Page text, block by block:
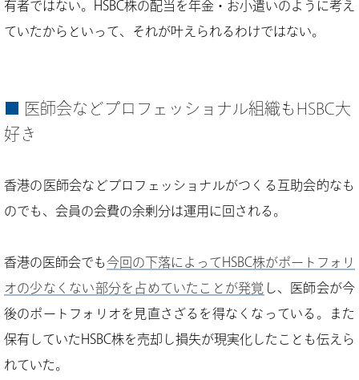
有者ではない。HSBC株の配当を年金・お小遣いのように考え
ていたからといって、それが叶えられるわけではない。
医師会などプロフェッショナル組織もHSBC大
好き
香港の医師会などプロフェッショナルがつくる互助会的なも
のでも、会員の会費の余剰分は運用に回される。
香港の医師会でも今回の下落によってHSBC株がポートフォリ
オの少なくない部分を占めていたことが発覚 し、医師会が今
後のポートフォリオを見直さざるを得なくなっている。また
保有していたHSBC株を売却し損失が現実化したことも伝えら
れていた。